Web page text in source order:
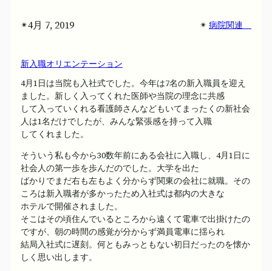
✴︎4月 7, 2019 ✴︎ 病院関連
新入職オリエンテーション
4月1日は当院も入社式でした。今年は7名の新入職員を迎え
ました。新しく入ってくれた医師や当院の理念に共感
して入っていくれる看護師さんなどもいてまったくの新社会
人は1名だけでしたが、みんな緊張感を持って入職
してくれました。
そういう私も今から30数年前にある会社に入職し、4月1日に
社会人の第一歩を歩んだのでした。大学を出た
ばかりでまだ右も左もよく分からず関東の会社に就職。その
ころは新入職者が多かったため入社式は都内の大きな
ホテルで開催されました。
そこはその頃住んでいるところから遠くて電車で出掛けたの
ですが、朝の時間の感覚が分からず満員電車に揺られ
結局入社式に遅刻。何ともみっともない初日だったのを懐か
しく思い出します。